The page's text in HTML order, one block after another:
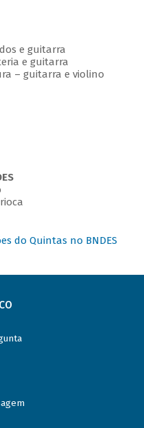
e guitarra
e guitarra
– guitarra e violino
do Quintas no BNDES